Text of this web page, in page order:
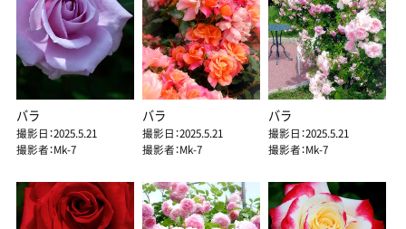
バラ
撮影日：2025.5.21
撮影者：Mk-7
バラ
撮影日：2025.5.21
撮影者：Mk-7
バラ
撮影日：2025.5.21
撮影者：Mk-7